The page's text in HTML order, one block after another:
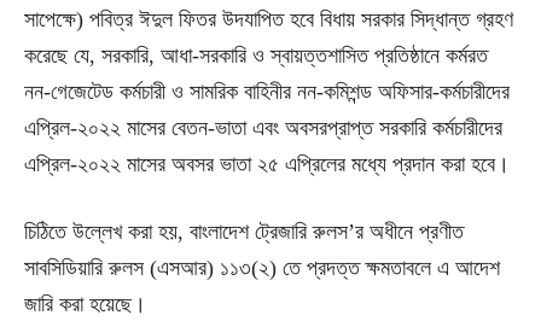
সাপেক্ষে) পবিত্র ঈদুল ফিতর উদযাপিত হবে বিধায় সরকার সিদ্ধান্ত গ্রহণ
করেছে যে, সরকারি, আধা-সরকারি ও স্বায়ত্তশাসিত প্রতিষ্ঠানে কর্মরত
নন-গেজেটেড কর্মচারী ও সামরিক বাহিনীর নন-কমিশন্ড অফিসার-কর্মচারীদের
এপ্রিল-২০২২ মাসের বেতন-ভাতা এবং অবসরপ্রাপ্ত সরকারি কর্মচারীদের
এপ্রিল-২০২২ মাসের অবসর ভাতা ২৫ এপ্রিলের মধ্যে প্রদান করা হবে।
চিঠিতে উল্লেখ করা হয়, বাংলাদেশ ট্রেজারি রুলস’র অধীনে প্রণীত
সাবসিডিয়ারি রুলস (এসআর) ১১৩(২) তে প্রদত্ত ক্ষমতাবলে এ আদেশ
জারি করা হয়েছে।